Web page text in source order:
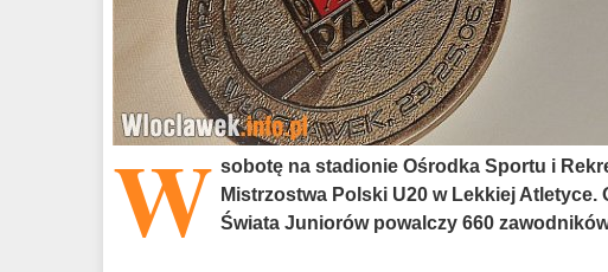
W sobotę na stadionie Ośrodka Sportu i
Mistrzostwa Polski U20 w Lekkiej Atletyce.
Świata Juniorów powalczy 660